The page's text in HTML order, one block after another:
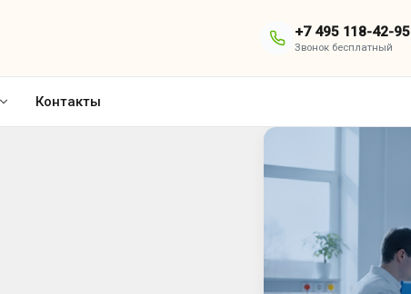
+7 495 118-42-95
Звонок бесплатный
Контакты